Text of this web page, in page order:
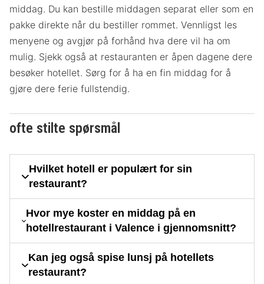
middag. Du kan bestille middagen separat eller som en
pakke direkte når du bestiller rommet. Vennligst les
menyene og avgjør på forhånd hva dere vil ha om
mulig. Sjekk også at restauranten er åpen dagene dere
besøker hotellet. Sørg for å ha en fin middag for å
gjøre dere ferie fullstendig.
ofte stilte spørsmål
Hvilket hotell er populært for sin
restaurant?
Hvor mye koster en middag på en
hotellrestaurant i Valence i gjennomsnitt?
Kan jeg også spise lunsj på hotellets
restaurant?